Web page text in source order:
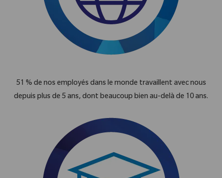
51 % de nos employés dans le monde travaillent avec nous
depuis plus de 5 ans, dont beaucoup bien au-delà de 10 ans.